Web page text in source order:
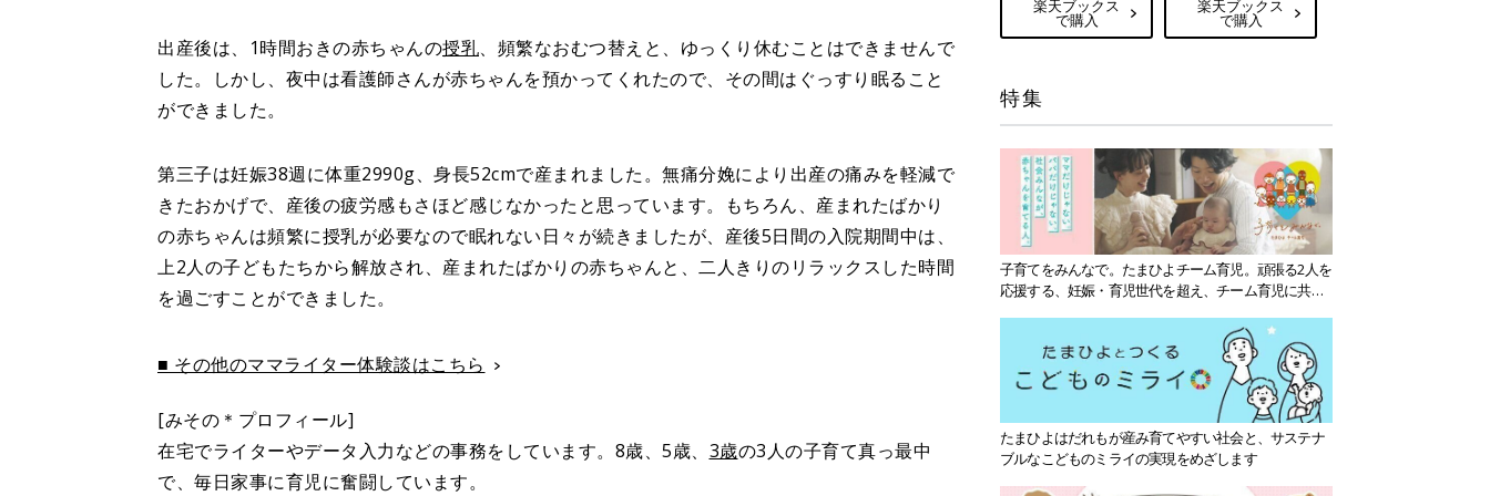
出産後は、1時間おきの赤ちゃんの授乳、頻繁なおむつ替えと、ゆっくり休むことはできませんで
した。しかし、夜中は看護師さんが赤ちゃんを預かってくれたので、その間はぐっすり眠ること
ができました。
第三子は妊娠38週に体重2990g、身長52cmで産まれました。無痛分娩により出産の痛みを軽減で
きたおかげで、産後の疲労感もさほど感じなかったと思っています。もちろん、産まれたばかり
の赤ちゃんは頻繁に授乳が必要なので眠れない日々が続きましたが、産後5日間の入院期間中は、
上2人の子どもたちから解放され、産まれたばかりの赤ちゃんと、二人きりのリラックスした時間
を過ごすことができました。
■ その他のママライター体験談はこちら
[みその＊プロフィール]
在宅でライターやデータ入力などの事務をしています。8歳、5歳、 3歳の3人の子育て真っ最中
で、毎日家事に育児に奮闘しています。
楽天ブックス
で購入
楽天ブックス
で購入
特集
子育てをみんなで。たまひよチーム育児。頑張る2人を
応援する、妊娠・育児世代を超え、チーム育児に共感
たまひよはだれもが産み育てやすい社会と、サステナ
ブルなこどものミライの実現をめざします